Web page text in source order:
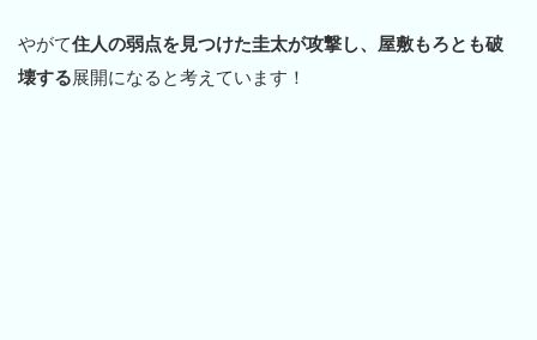
やがて住人の弱点を見つけた圭太が攻撃し、屋敷もろとも破
壊する展開になると考えています！